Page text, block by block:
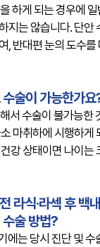
하게 되는 경우에 일
지는 않습니다. 단안
, 반대편 눈의 도수를
술이 가능한가요
서 수술이 불가능한
마취하에 시행하게
강 상태이면 나이는
라식·라섹 후 백
술 방법?
에는 당시 진단 및 수